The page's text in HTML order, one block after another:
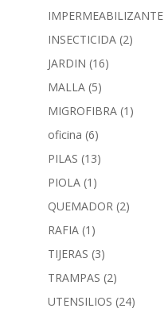
IMPERMEABILIZANTE
INSECTICIDA (2)
JARDIN (16)
MALLA (5)
MIGROFIBRA (1)
oficina (6)
PILAS (13)
PIOLA (1)
QUEMADOR (2)
RAFIA (1)
TIJERAS (3)
TRAMPAS (2)
UTENSILIOS (24)